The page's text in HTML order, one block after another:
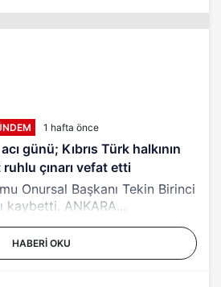
1 hafta önce
günü; Kıbrıs Türk halkının
çınarı vefat etti
Onursal Başkanı Tekin Birinci
kaybetti. ANKARA...
HABERI OKU